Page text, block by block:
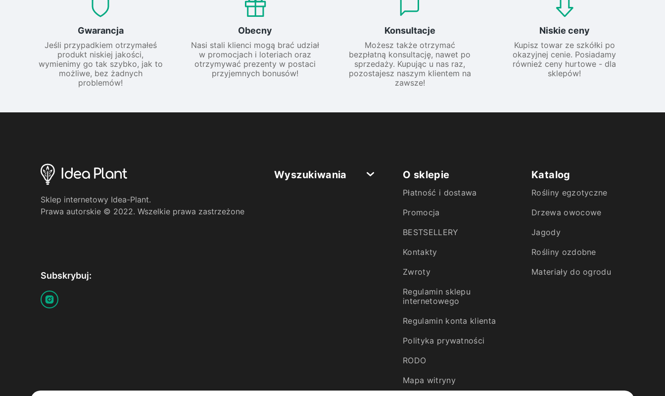
Gwarancja
Jeśli przypadkiem otrzymałeś
produkt niskiej jakości,
wymienimy go tak szybko, jak to
możliwe, bez żadnych
problemów!
Obecny
Nasi stali klienci mogą brać udział
w promocjach i loteriach oraz
otrzymywać prezenty w postaci
przyjemnych bonusów!
Konsultacje
Możesz także otrzymać
bezpłatną konsultację, nawet po
sprzedaży. Kupując u nas raz,
pozostajesz naszym klientem na
zawsze!
Niskie ceny
Kupisz towar ze szkółki po
okazyjnej cenie. Posiadamy
również ceny hurtowe - dla
sklepów!
Sklep internetowy Idea-Plant.
Prawa autorskie © 2022. Wszelkie prawa zastrzeżone
Subskrybuj:
Wyszukiwania O sklepie
Płatność i dostawa
Promocja
BESTSELLERY
Kontakty
Zwroty
Regulamin sklepu
internetowego
Regulamin konta klienta
Polityka prywatności
RODO
Mapa witryny
Katalog
Rośliny egzotyczne
Drzewa owocowe
Jagody
Rośliny ozdobne
Materiały do ogrodu